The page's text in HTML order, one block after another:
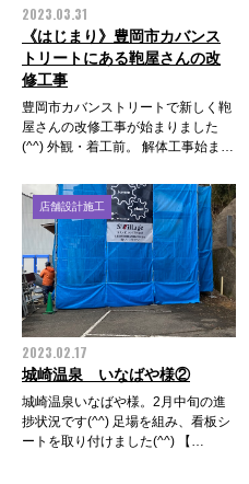
2023.03.31
《はじまり》豊岡市カバンス
トリートにある鞄屋さんの改
修工事
豊岡市カバンストリートで新しく鞄
屋さんの改修工事が始まりました
(^^) 外観・着工前。 解体工事始ま…
店舗設計施工
2023.02.17
城崎温泉 いなばや様②
城崎温泉いなばや様。2月中旬の進
捗状況です(^^) 足場を組み、看板シ
ートを取り付けました(^^) 【…